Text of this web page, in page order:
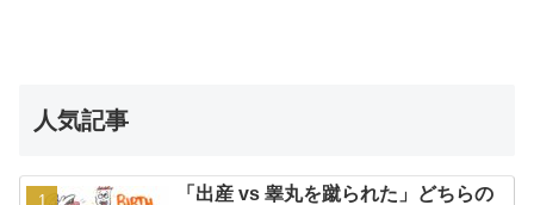
人気記事
「出産 vs 睾丸を蹴られた」どちらの